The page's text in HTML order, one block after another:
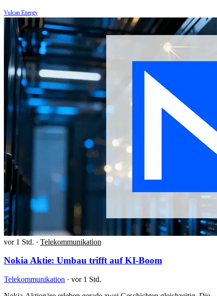
Vulcan Energy
vor 1 Std. · Telekommunikation
Nokia Aktie: Umbau trifft auf KI-Boom
Telekommunikation · vor 1 Std.